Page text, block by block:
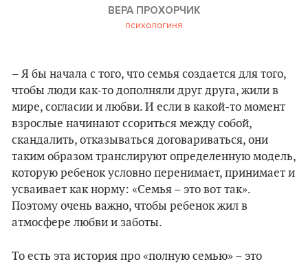
ВЕРА ПРОХОРЧИК
психологиня
– Я бы начала с того, что семья создается для того,
чтобы люди как-то дополняли друг друга, жили в
мире, согласии и любви. И если в какой-то момент
взрослые начинают ссориться между собой,
скандалить, отказываться договариваться, они
таким образом транслируют определенную модель,
которую ребенок условно перенимает, принимает и
усваивает как норму: «Семья – это вот так».
Поэтому очень важно, чтобы ребенок жил в
атмосфере любви и заботы.
То есть эта история про «полную семью» – это